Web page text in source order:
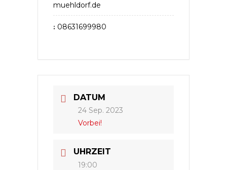
muehldorf.de
: 08631699980
DATUM
24 Sep. 2023
Vorbei!
UHRZEIT
19:00